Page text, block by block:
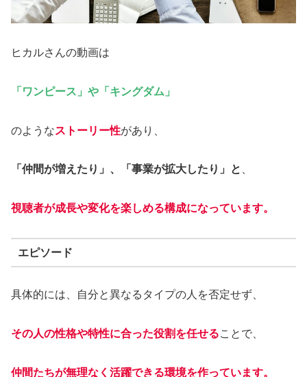
ヒカルさんの動画は
「ワンピース」や「キングダム」
のようなストーリー性があり、
「仲間が増えたり」、「事業が拡大したり」と 、
視聴者が成長や変化を楽しめる構成になっています。
エピソード
具体的には、自分と異なるタイプの人を否定せず、
その人の性格や特性に合った役割を任せることで、
仲間たちが無理なく活躍できる環境を作っています。